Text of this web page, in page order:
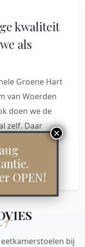
kwaliteit
als
Groene Hart
van Woerden
doen we de
zelf. Daar
bij
OPEN!